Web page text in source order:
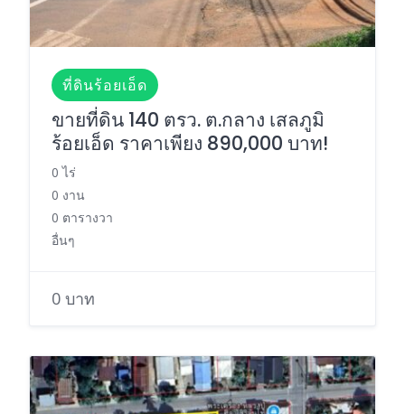
ที่ดินร้อยเอ็ด
ขายที่ดิน 140 ตรว. ต.กลาง เสลภูมิ
ร้อยเอ็ด ราคาเพียง 890,000 บาท!
0 ไร่
0 งาน
0 ตารางวา
อื่นๆ
0 บาท